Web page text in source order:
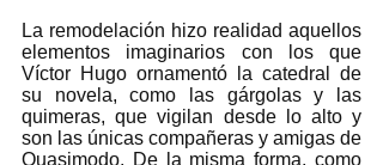
La remodelación hizo realidad aquellos
elementos imaginarios con los que
Víctor Hugo ornamentó la catedral de
su novela, como las gárgolas y las
quimeras, que vigilan desde lo alto y
son las únicas compañeras y amigas de
Quasimodo. De la misma forma, como